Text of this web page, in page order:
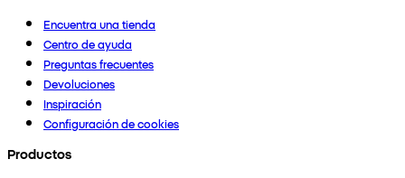
Encuentra una tienda
Centro de ayuda
Preguntas frecuentes
Devoluciones
Inspiración
Configuración de cookies
Productos